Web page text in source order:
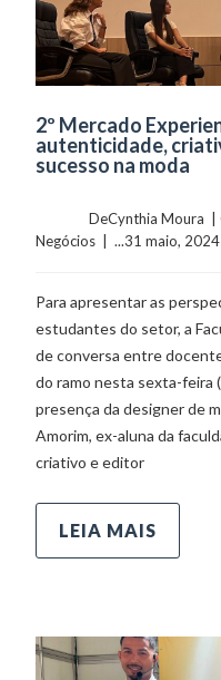
2º Mercado
autenticidade,
sucesso na moda
	    	DeCynthia Moura  |
Negócios
|  ...31 maio,
Para apresentar as
estudantes do setor, a
de conversa entre
do ramo nesta sexta-feira
presença da designer de
Amorim, ex-aluna da
criativo e editor
LEIA MAIS